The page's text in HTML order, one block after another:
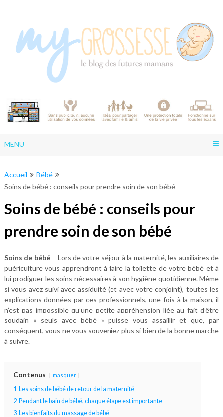
MENU
Accueil
Bébé
Soins de bébé : conseils pour prendre soin de son bébé
Soins de bébé : conseils pour
prendre soin de son bébé
Soins de bébé– Lors de votre séjour à la maternité, les auxiliaires de
puériculture vous apprendront à faire la toilette de votre bébé et à
lui prodiguer les soins nécessaires à son hygiène quotidienne. Même
si vous avez suivi avec assiduité (et avec votre conjoint), toutes les
explications données par ces professionnels, une fois à la maison, il
n’est pas impossible qu’une petite appréhension liée au fait d’être
soudain « seuls avec bébé » puisse vous assaillir et que, par
conséquent, vous ne vous souveniez plus si bien de la bonne marche
à suivre.
Contenus masquer
1 Les soins de bébé de retour de la maternité
2 Pendant le bain de bébé, chaque étape est importante
3 Les bienfaits du massage de bébé